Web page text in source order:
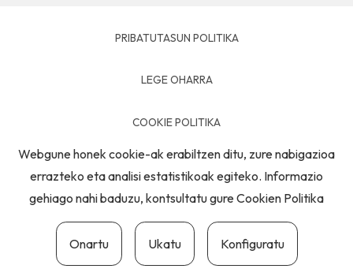
PRIBATUTASUN POLITIKA
LEGE OHARRA
COOKIE POLITIKA
Webgune honek cookie-ak erabiltzen ditu, zure nabigazioa
errazteko eta analisi estatistikoak egiteko. Informazio
gehiago nahi baduzu, kontsultatu gureCookien Politika
Onartu Ukatu Konfiguratu